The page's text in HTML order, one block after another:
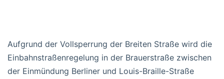
Aufgrund der Vollsperrung der Breiten Straße wird die
Einbahnstraßenregelung in der Brauerstraße zwischen
der Einmündung Berliner und Louis-Braille-Straße